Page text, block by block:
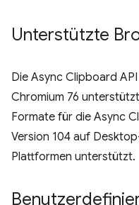
Unterstützte
Die Async Clipboard
Chromium 76
Formate für die Async
Version 104 auf
Plattformen unterstützt.